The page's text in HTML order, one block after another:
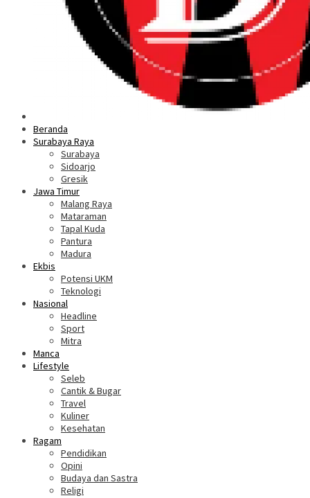
Beranda
Surabaya Raya
Surabaya
Sidoarjo
Gresik
Jawa Timur
Malang Raya
Mataraman
Tapal Kuda
Pantura
Madura
Ekbis
Potensi UKM
Teknologi
Nasional
Headline
Sport
Mitra
Manca
Lifestyle
Seleb
Cantik & Bugar
Travel
Kuliner
Kesehatan
Ragam
Pendidikan
Opini
Budaya dan Sastra
Religi